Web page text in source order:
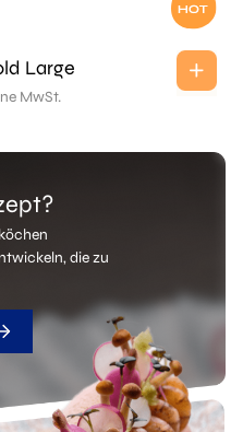
Large
MwSt.
die zu